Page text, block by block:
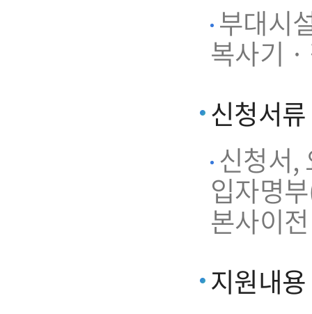
부대시
복사기
신청서류
신청서,
입자명
본사이
지원내용